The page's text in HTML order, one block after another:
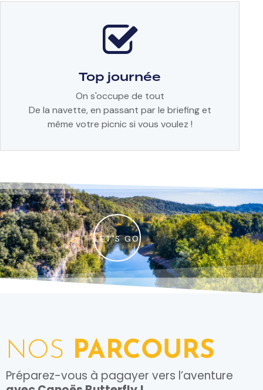
Top journée
On s'occupe de tout
De la navette, en passant par le briefing et
même votre picnic si vous voulez !
LET'S GO
NOS PARCOURS
Préparez-vous à pagayer vers l’aventure